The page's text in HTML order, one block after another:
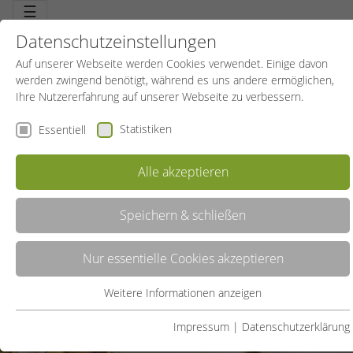
☰
Datenschutzeinstellungen
Auf unserer Webseite werden Cookies verwendet. Einige davon
werden zwingend benötigt, während es uns andere ermöglichen,
Ihre Nutzererfahrung auf unserer Webseite zu verbessern.
Essentiell Statistiken
Alle akzeptieren
Speichern & schließen
Nur essentielle Cookies akzeptieren
Essentielle Cookies werden für grundlegende Funktionen der
Weitere Informationen anzeigen
Impressum | Datenschutzerklärung